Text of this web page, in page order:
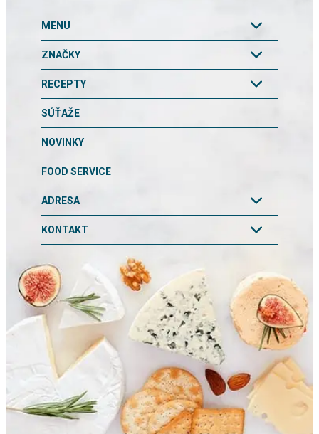
MENU
ZNAČKY
RECEPTY
SÚŤAŽE
NOVINKY
FOOD SERVICE
ADRESA
KONTAKT